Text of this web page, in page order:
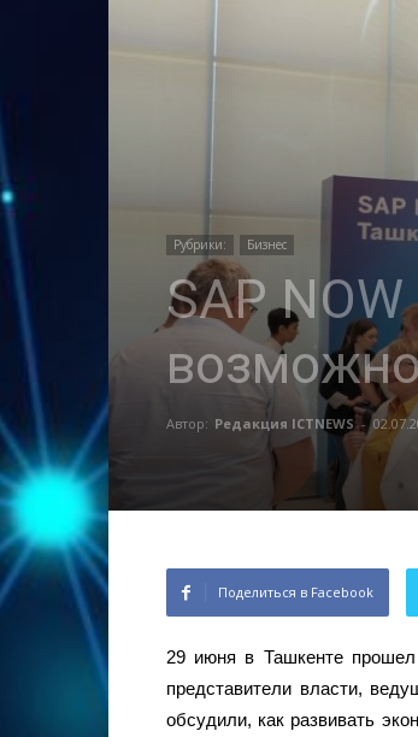
Рубрики: Бизнес
SAP
Автор: Редакция ICTNEWS -
Поделиться в Facebook
29 июня в Ташкенте прошел
представители власти,
обсудили, как развивать